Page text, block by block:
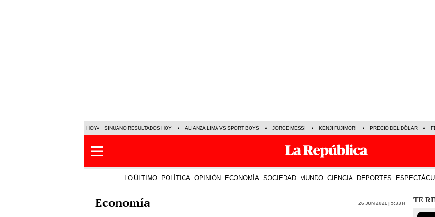
HOY SINUANO RESULTADOS HOY ALIANZA LIMA VS SPORT BOYS JORGE MESSI KENJI FUJIMORI PRECIO DEL DÓLAR
LO ÚLTIMO POLÍTICA OPINIÓN ECONOMÍA SOCIEDAD MUNDO CIENCIA DEPORTES
Economía 26 Jun 2021 | 5:33 h TE